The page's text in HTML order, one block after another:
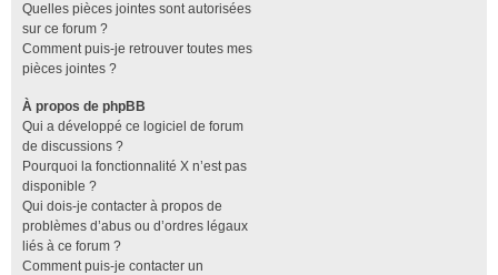
Quelles pièces jointes sont autorisées
sur ce forum ?
Comment puis-je retrouver toutes mes
pièces jointes ?
À propos de phpBB
Qui a développé ce logiciel de forum
de discussions ?
Pourquoi la fonctionnalité X n’est pas
disponible ?
Qui dois-je contacter à propos de
problèmes d’abus ou d’ordres légaux
liés à ce forum ?
Comment puis-je contacter un